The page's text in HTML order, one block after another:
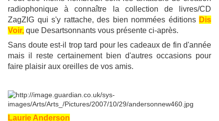
radiophonique à connaître la collection de livres/CD
ZagZIG qui s'y rattache, des bien nommées éditions Dis
Voir, que Desartsonnants vous présente ci-après.
Sans doute est-il trop tard pour les cadeaux de fin d'année
mais il reste certainement bien d'autres occasions pour
faire plaisir aux oreilles de vos amis.
Laurie Anderson